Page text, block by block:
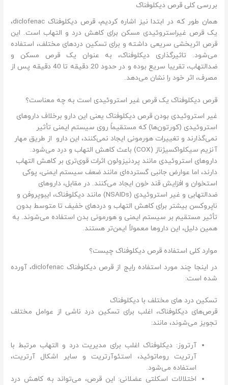
بررسی کلی قرص دیکلوفناک
همان طور که در ابتدا نیز اشاره کردیم، قرص دیکلوفناک diclofenac،
یک قرص غیراستروئیدی مسکن برای کاهش درد و التهاب است. این
قرص اثربخشی سریعی داشته و برای تسکین دردهای مختلف، استفاده
می‌شود. تاثیرگذاری دیکلوفناک، به عنوان یک قرص مسکن و
ضدالتهاب، تقریبا سریع بوده و در حدود 20 دقیقه تا 40 دقیقه پس از
مصرف، اثر خود را نشان می‌دهد.
قرص دیکلوفناک یک قرص غیر استروئیدی است به چه معناست؟
غیر استروئیدی بودن قرص دیکلوفناک یعنی این دارو برخلاف داروهای
استروئیدی (کورتون‌ها) که مستقیماً روی سیستم ایمنی تأثیر
نمی‌گذارند و تغییرات هورمونی ایجاد نمی‌کنند، این دارو از طریق مهار
آنزیم سیکلواکسیژناز (COX) باعث کاهش التهاب و درد می‌شود.
داروهای استروئیدی مانند پردنیزولون اثرات قوی‌تری بر کاهش التهاب
دارند، اما عوارض جانبی گسترده‌ای مانند ضعف سیستم ایمنی، پوکی
استخوان و افزایش قند خون ایجاد می‌کنند. در مقابل، داروهای
ضدالتهابی و غیر استروئیدی (NSAIDs) مانند دیکلوفناک، ایبوپروفن و
ناپروکسن بیشتر برای کاهش التهاب و دردهای خفیف تا متوسط بدون
تأثیر مستقیم بر سیستم ایمنی و هورمونی بدن استفاده می‌شوند. به
همین دلیل، این داروها معمولاً ایمن‌تر هستند.
موارد کلی استفاده قرص دیکلوفناک چیست؟
در اینجا چند مورد استفاده رایج از قرص دیکلوفناک diclofenac، آورده
شده است:
تسکین درد های مختلف با دیکلوفناک
قرص‌های دیکلوفناک، اغلب برای تسکین درد ناشی از عوامل مختلف
تجویز می‌شوند، مانند:
آرتروز: دیکلوفناک اغلب برای مدیریت درد و التهاب مرتبط با
آرتریت روماتوئید، استئوآرتریت و سایر اشکال آرتریت،
استفاده می‌شود.
اختلالات اسکلتی عضلانی: این قرص، می‌تواند به کاهش درد